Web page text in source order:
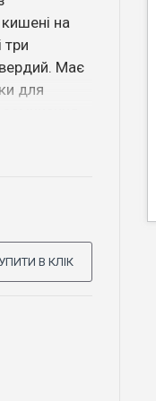
на
три
Має
для
Ця сумка
надійний
В КЛІК